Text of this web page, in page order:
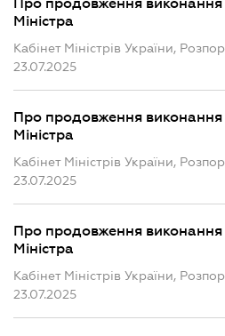
Про продовження виконання
Міністра
Кабінет Міністрів України,
23.07.2025
Про продовження виконання
Міністра
Кабінет Міністрів України,
23.07.2025
Про продовження виконання
Міністра
Кабінет Міністрів України,
23.07.2025